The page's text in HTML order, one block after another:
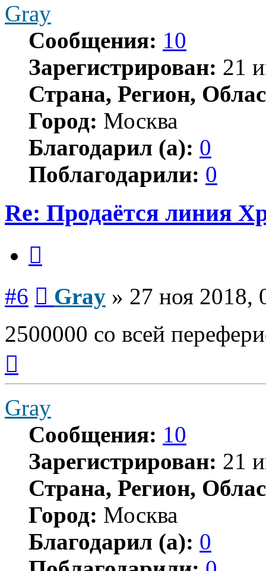
Gray
Сообщения: 10
Зарегистрирован: 21
Страна, Регион,
Город: Москва
Благодарил (а): 0
Поблагодарили: 0
Re: Продаётся линия
#6 Gray » 27 ноя 2018,
2500000 со всей
началу
Gray
Сообщения: 10
Зарегистрирован: 21
Страна, Регион,
Город: Москва
Благодарил (а): 0